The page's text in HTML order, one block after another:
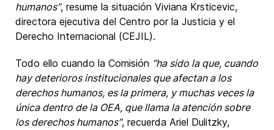
humanos”, resume la situación Viviana Krsticevic,
directora ejecutiva del Centro por la Justicia y el
Derecho Internacional (CEJIL).
Todo ello cuando la Comisión “ha sido la que, cuando
hay deterioros institucionales que afectan a los
derechos humanos, es la primera, y muchas veces la
única dentro de la OEA, que llama la atención sobre
los derechos humanos”, recuerda Ariel Dulitzky,